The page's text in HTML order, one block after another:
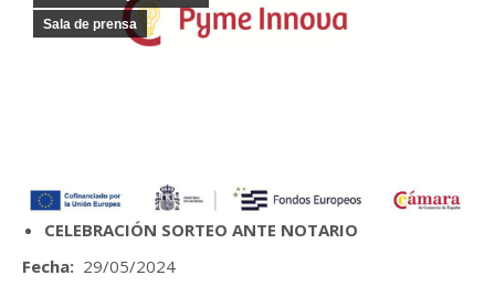
Sala de prensa
CELEBRACIÓN SORTEO ANTE NOTARIO
Fecha: 29/05/2024